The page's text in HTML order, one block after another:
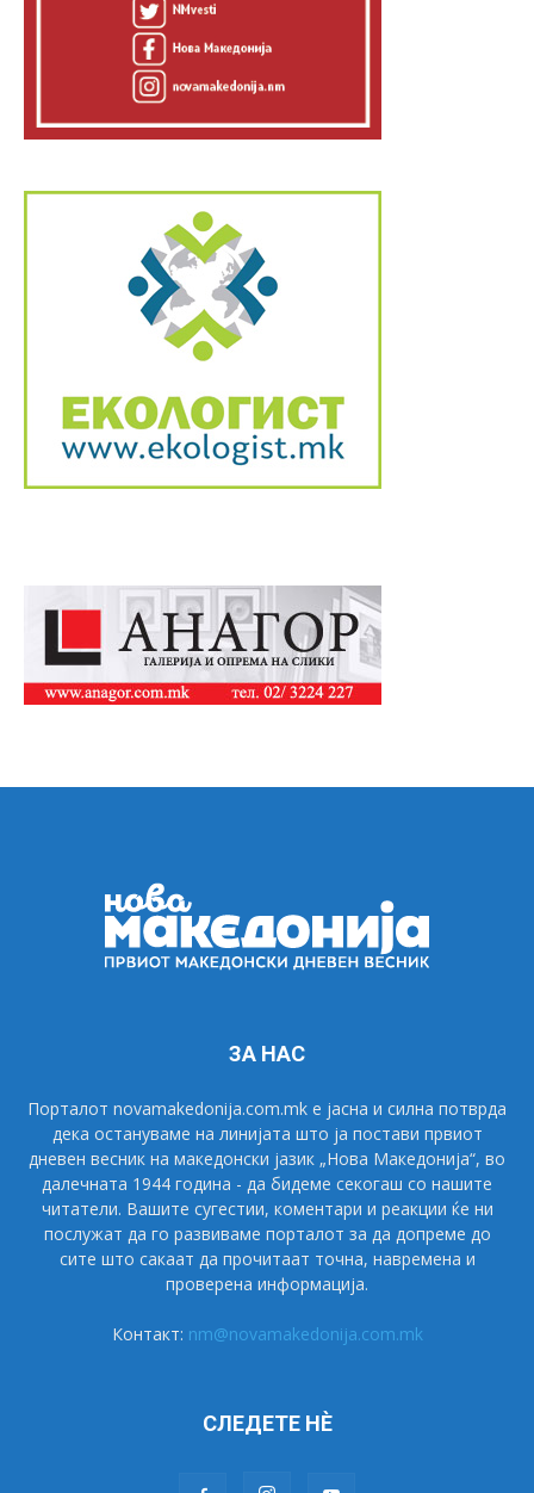
ЗА НАС
Порталот novamakedonija.com.mk е јасна и силна потврда
дека остануваме на линијата што ја постави првиот
дневен весник на македонски јазик „Нова Македонија“, во
далечната 1944 година - да бидеме секогаш со нашите
читатели. Вашите сугестии, коментари и реакции ќе ни
послужат да го развиваме порталот за да допреме до
сите што сакаат да прочитаат точна, навремена и
проверена информација.
Контакт: nm@novamakedonija.com.mk
СЛЕДЕТЕ НÈ